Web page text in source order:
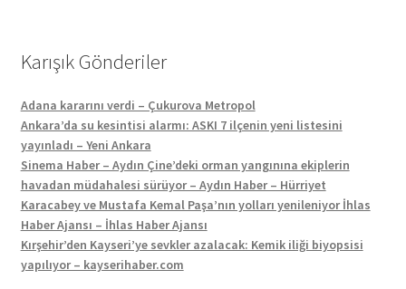
Karışık Gönderiler
Adana kararını verdi – Çukurova Metropol
Ankara’da su kesintisi alarmı: ASKI 7 ilçenin yeni listesini
yayınladı – Yeni Ankara
Sinema Haber – Aydın Çine’deki orman yangınına ekiplerin
havadan müdahalesi sürüyor – Aydın Haber – Hürriyet
Karacabey ve Mustafa Kemal Paşa’nın yolları yenileniyor İhlas
Haber Ajansı – İhlas Haber Ajansı
Kırşehir’den Kayseri’ye sevkler azalacak: Kemik iliği biyopsisi
yapılıyor – kayserihaber.com